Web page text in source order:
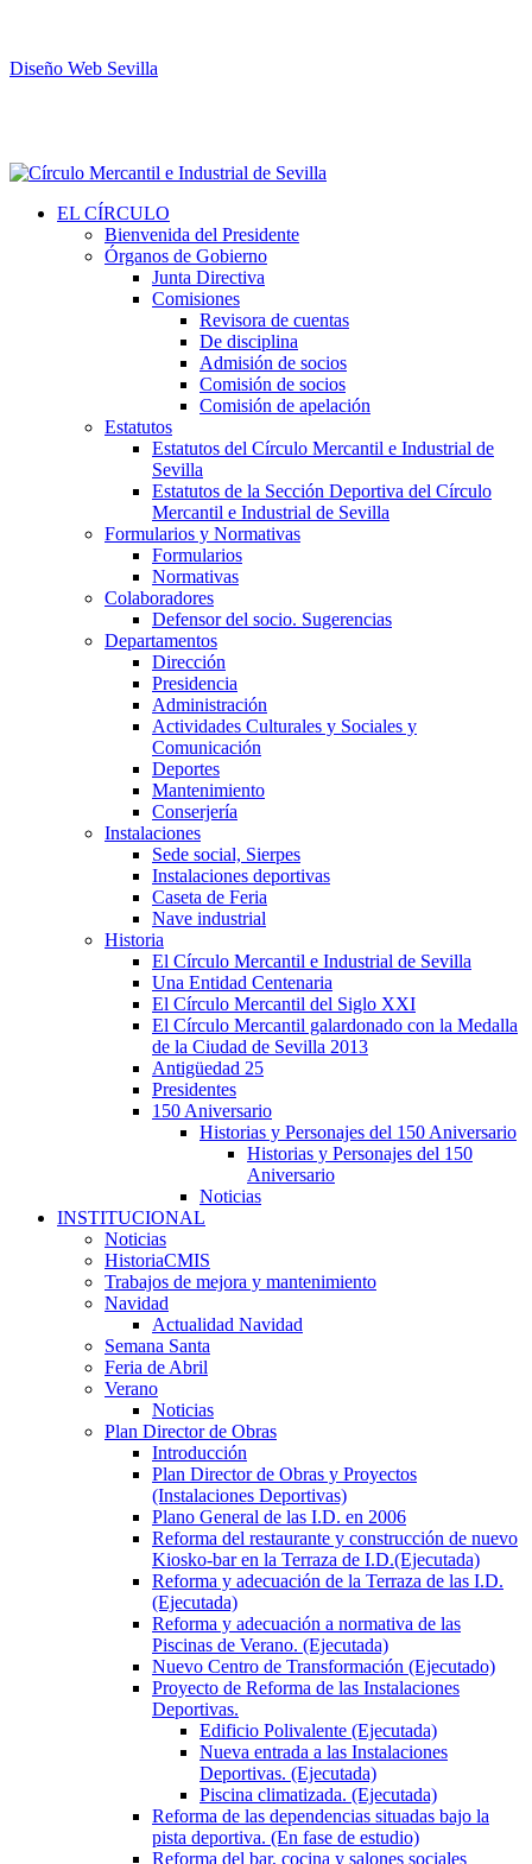
Diseño Web Sevilla
EL CÍRCULO
Bienvenida del Presidente
Órganos de Gobierno
Junta Directiva
Comisiones
Revisora de cuentas
De disciplina
Admisión de socios
Comisión de socios
Comisión de apelación
Estatutos
Estatutos del Círculo Mercantil e Industrial de
Sevilla
Estatutos de la Sección Deportiva del Círculo
Mercantil e Industrial de Sevilla
Formularios y Normativas
Formularios
Normativas
Colaboradores
Defensor del socio. Sugerencias
Departamentos
Dirección
Presidencia
Administración
Actividades Culturales y Sociales y
Comunicación
Deportes
Mantenimiento
Conserjería
Instalaciones
Sede social, Sierpes
Instalaciones deportivas
Caseta de Feria
Nave industrial
Historia
El Círculo Mercantil e Industrial de Sevilla
Una Entidad Centenaria
El Círculo Mercantil del Siglo XXI
El Círculo Mercantil galardonado con la Medalla
de la Ciudad de Sevilla 2013
Antigüedad 25
Presidentes
150 Aniversario
Historias y Personajes del 150 Aniversario
Historias y Personajes del 150
Aniversario
Noticias
INSTITUCIONAL
Noticias
HistoriaCMIS
Trabajos de mejora y mantenimiento
Navidad
Actualidad Navidad
Semana Santa
Feria de Abril
Verano
Noticias
Plan Director de Obras
Introducción
Plan Director de Obras y Proyectos
(Instalaciones Deportivas)
Plano General de las I.D. en 2006
Reforma del restaurante y construcción de nuevo
Kiosko-bar en la Terraza de I.D.(Ejecutada)
Reforma y adecuación de la Terraza de las I.D.
(Ejecutada)
Reforma y adecuación a normativa de las
Piscinas de Verano. (Ejecutada)
Nuevo Centro de Transformación (Ejecutado)
Proyecto de Reforma de las Instalaciones
Deportivas.
Edificio Polivalente (Ejecutada)
Nueva entrada a las Instalaciones
Deportivas. (Ejecutada)
Piscina climatizada. (Ejecutada)
Reforma de las dependencias situadas bajo la
pista deportiva. (En fase de estudio)
Reforma del bar, cocina y salones sociales